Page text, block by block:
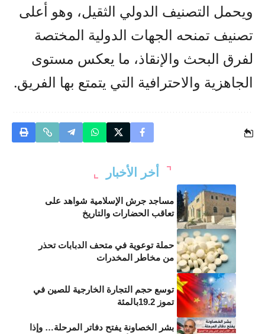
ويحمل التصنيف الدولي الثقيل، وهو أعلى
تصنيف تمنحه الجهات الدولية المختصة
لفرق البحث والإنقاذ، ما يعكس مستوى
الجاهزية والاحترافية التي يتمتع بها الفريق.
أخر الأخبار
مساجد جرش الإسلامية شواهد على
تعاقب الحضارات والتاريخ
حملة توعوية في متحف الدبابات تحذر
من مخاطر المخدرات
توسع حجم التجارة الخارجية للصين في
تموز 19.2بالمئة
بشر الخصاونة يفتح دفاتر المرحلة… وإذا